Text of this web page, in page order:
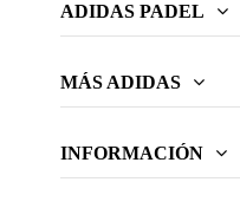
ADIDAS PADEL
MÁS ADIDAS
INFORMACIÓN